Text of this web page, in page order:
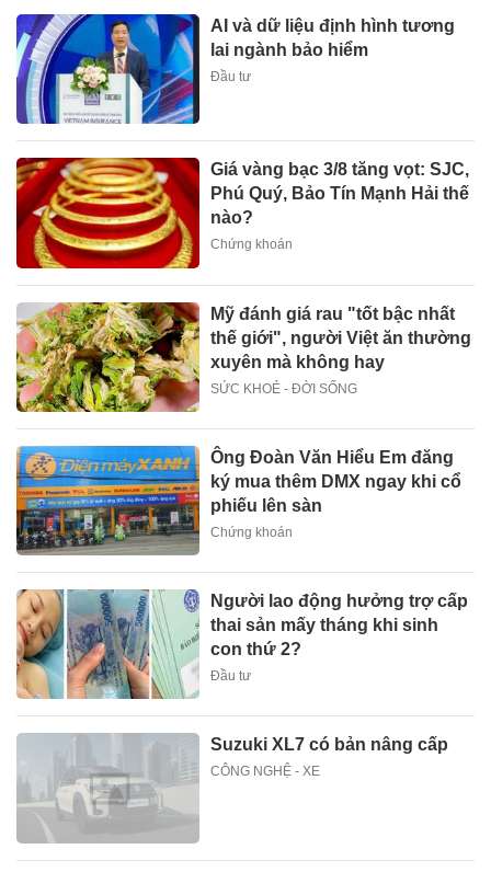
AI và dữ liệu định hình tương
lai ngành bảo hiểm
Đầu tư
Giá vàng bạc 3/8 tăng vọt: SJC,
Phú Quý, Bảo Tín Mạnh Hải thế
nào?
Chứng khoán
Mỹ đánh giá rau "tốt bậc nhất
thế giới", người Việt ăn thường
xuyên mà không hay
SỨC KHOẺ - ĐỜI SỐNG
Ông Đoàn Văn Hiểu Em đăng
ký mua thêm DMX ngay khi cổ
phiếu lên sàn
Chứng khoán
Người lao động hưởng trợ cấp
thai sản mấy tháng khi sinh
con thứ 2?
Đầu tư
Suzuki XL7 có bản nâng cấp
CÔNG NGHỆ - XE